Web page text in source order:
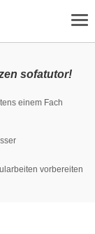
sofatutor!
einem Fach
vorbereiten